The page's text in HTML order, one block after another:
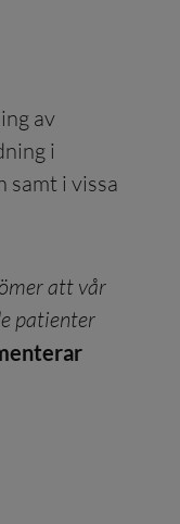
av
i
samt i vissa
att vår
patienter